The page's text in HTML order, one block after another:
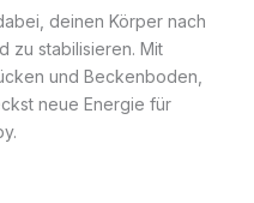
deinen Körper nach
zu stabilisieren. Mit
und Beckenboden,
neue Energie für